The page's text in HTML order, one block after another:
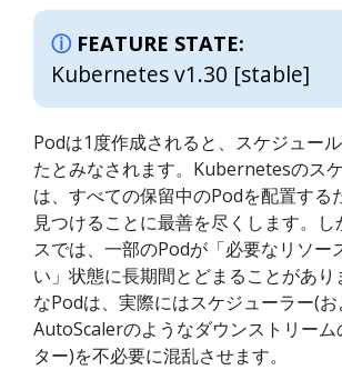
FEATURE STATE:
Kubernetes v1.30 [stable]
Podは1度作成されると、スケジュー
たとみなされます。Kubernetesのス
は、すべての保留中のPodを配置する
見つけることに最善を尽くします。
スでは、一部のPodが「必要なリソー
い」状態に長期間とどまることがあり
なPodは、実際にはスケジューラー(
AutoScalerのようなダウンストリーム
ター)を不必要に混乱させます。